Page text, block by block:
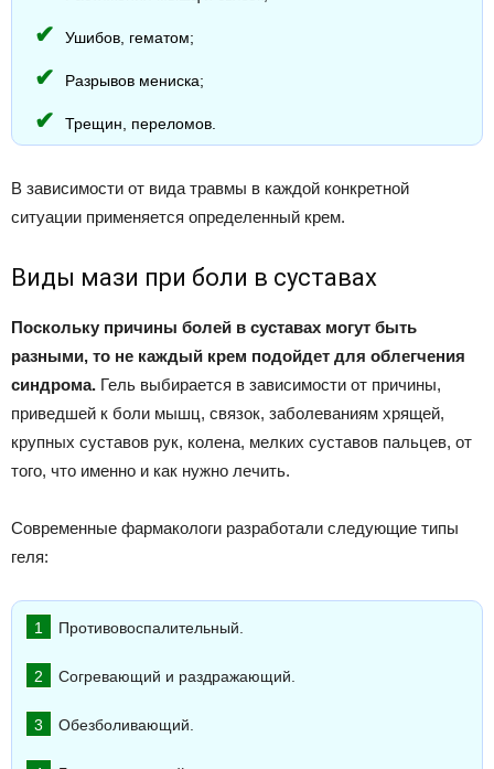
Ушибов, гематом;
Разрывов мениска;
Трещин, переломов.
В зависимости от вида травмы в каждой конкретной
ситуации применяется определенный крем.
Виды мази при боли в суставах
Поскольку причины болей в суставах могут быть
разными, то не каждый крем подойдет для облегчения
синдрома. Гель выбирается в зависимости от причины,
приведшей к боли мышц, связок, заболеваниям хрящей,
крупных суставов рук, колена, мелких суставов пальцев, от
того, что именно и как нужно лечить.
Современные фармакологи разработали следующие типы
геля:
Противовоспалительный.
Согревающий и раздражающий.
Обезболивающий.